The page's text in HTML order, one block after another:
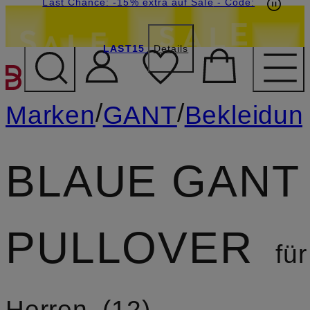
ZUM HAUPTINHALT
LAST15 Details
Marken/GANT/
BLAUE GANT
PULLOVER
für